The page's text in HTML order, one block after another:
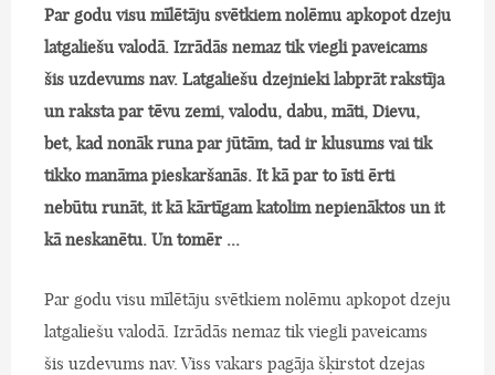
Par godu visu mīlētāju svētkiem nolēmu apkopot dzeju
latgaliešu valodā. Izrādās nemaz tik viegli paveicams
šis uzdevums nav. Latgaliešu dzejnieki labprāt rakstīja
un raksta par tēvu zemi, valodu, dabu, māti, Dievu,
bet, kad nonāk runa par jūtām, tad ir klusums vai tik
tikko manāma pieskaršanās. It kā par to īsti ērti
nebūtu runāt, it kā kārtīgam katolim nepienāktos un it
kā neskanētu. Un tomēr ...
Par godu visu mīlētāju svētkiem nolēmu apkopot dzeju
latgaliešu valodā. Izrādās nemaz tik viegli paveicams
šis uzdevums nav. Viss vakars pagāja šķirstot dzejas